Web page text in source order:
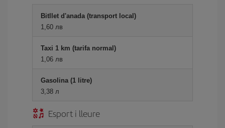
Bitllet d'anada (transport local)
1,60 лв
Taxi 1 km (tarifa normal)
1,06 лв
Gasolina (1 litre)
3,38 л
Esport i lleure